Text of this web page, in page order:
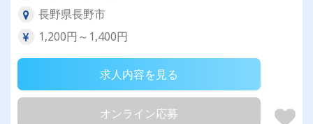
長野県長野市
1,200円～1,400円
求人内容を見る
オンライン応募